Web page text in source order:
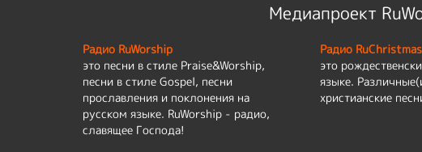
Медиапроект
Радио RuWorship
это песни в стиле Praise&Worship,
песни в стиле Gospel, песни
прославления и поклонения на
русском языке. RuWorship - радио,
славящее Господа!
Радио RuChristmas
это
языке.
христианские